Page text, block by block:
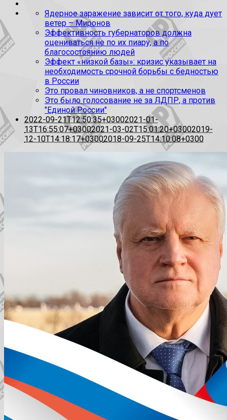
Ядерное заражение зависит от того, куда дует
ветер – Миронов
Эффективность губернаторов должна
оцениваться не по их пиару, а по
благосостоянию людей
Эффект «низкой базы»: кризис указывает на
необходимость срочной борьбы с бедностью
в России
Это провал чиновников, а не спортсменов
Это было голосование не за ЛДПР, а против
"Единой России"
2022-09-21T12:50:35+03002021-01-
13T16:55:07+03002021-03-02T15:01:20+03002019-
12-10T14:18:17+03002018-09-25T14:10:08+0300